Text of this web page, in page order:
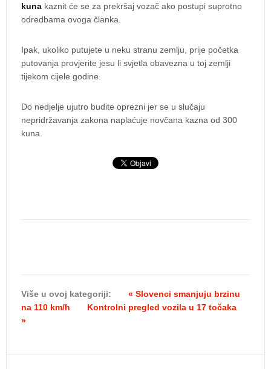
kuna kaznit će se za prekršaj vozač ako postupi suprotno
odredbama ovoga članka.
Ipak, ukoliko putujete u neku stranu zemlju, prije početka
putovanja provjerite jesu li svjetla obavezna u toj zemlji
tijekom cijele godine.
Do nedjelje ujutro budite oprezni jer se u slučaju
nepridržavanja zakona naplaćuje novčana kazna od 300
kuna.
Više u ovoj kategoriji:
« Slovenci smanjuju brzinu
na 110 km/h
Kontrolni pregled vozila u 17 točaka
»